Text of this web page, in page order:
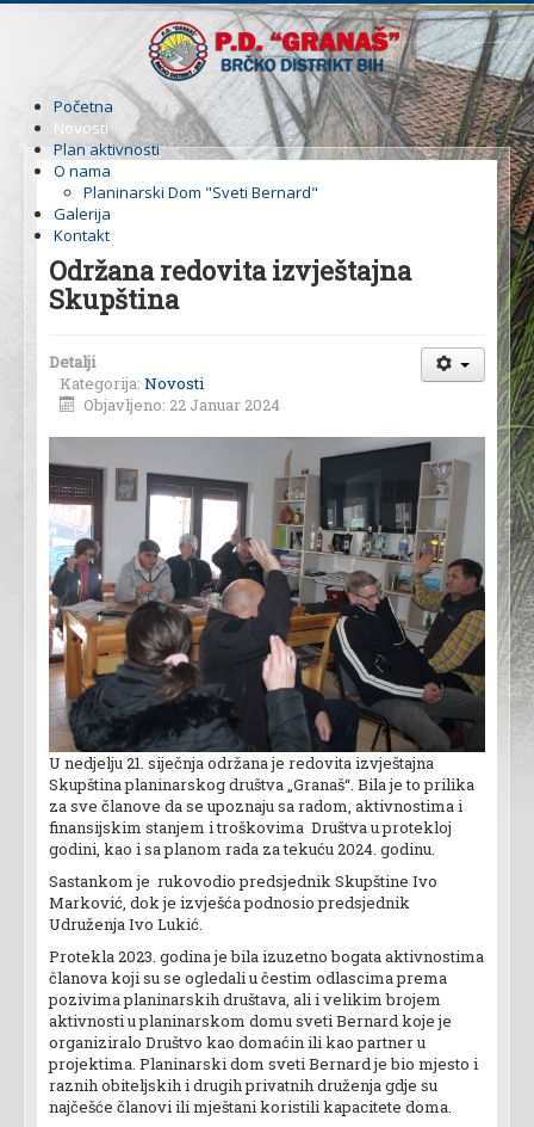
Početna
Novosti
Plan aktivnosti
O nama
Planinarski Dom "Sveti Bernard"
Galerija
Kontakt
Održana redovita izvještajna
Skupština
Detalji
Kategorija: Novosti
Objavljeno: 22 Januar 2024
U nedjelju 21. siječnja održana je redovita izvještajna
Skupština planinarskog društva „Granaš“. Bila je to prilika
za sve članove da se upoznaju sa radom, aktivnostima i
finansijskim stanjem i troškovima Društva u protekloj
godini, kao i sa planom rada za tekuću 2024. godinu.
Sastankom je rukovodio predsjednik Skupštine Ivo
Marković, dok je izvješća podnosio predsjednik
Udruženja Ivo Lukić.
Protekla 2023. godina je bila izuzetno bogata aktivnostima
članova koji su se ogledali u čestim odlascima prema
pozivima planinarskih društava, ali i velikim brojem
aktivnosti u planinarskom domu sveti Bernard koje je
organiziralo Društvo kao domaćin ili kao partner u
projektima. Planinarski dom sveti Bernard je bio mjesto i
raznih obiteljskih i drugih privatnih druženja gdje su
najčešće članovi ili mještani koristili kapacitete doma.